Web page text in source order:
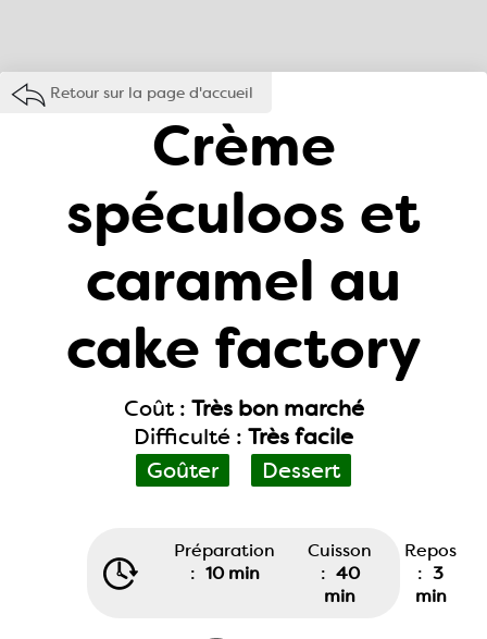
Retour sur la page d'accueil
Crème
spéculoos et
caramel au
cake factory
Coût : Très bon marché
Difficulté : Très facile
Goûter
Dessert
Préparation
: 10 min
Cuisson
: 40
min
Repos
: 3
min